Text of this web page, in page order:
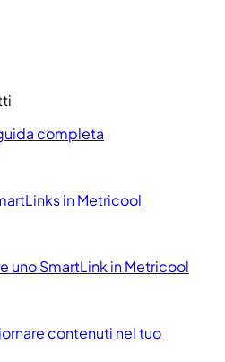
completa
in Metricool
uno SmartLink in Metricool
contenuti nel tuo